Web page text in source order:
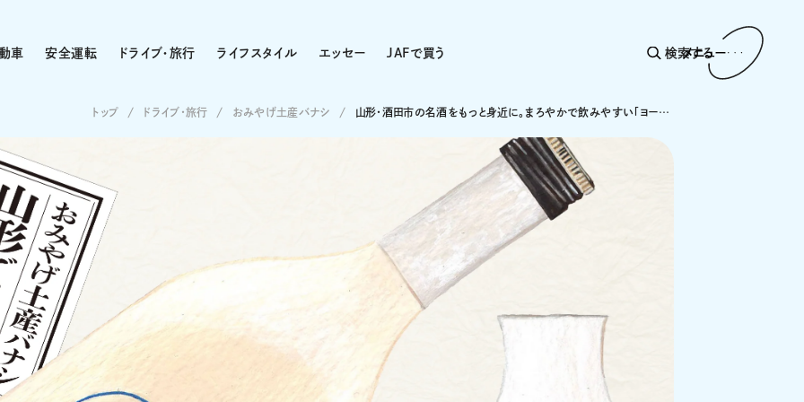
車 安全運転 ドライブ・旅行 ライフスタイル エッセー JAFで買う 検索する
メニュー
トップ ドライブ･旅行 おみやげ土産バナシ 山形・酒田市の名酒をもっと身近に。まろやかで飲みやすい「ヨーグルト酒」